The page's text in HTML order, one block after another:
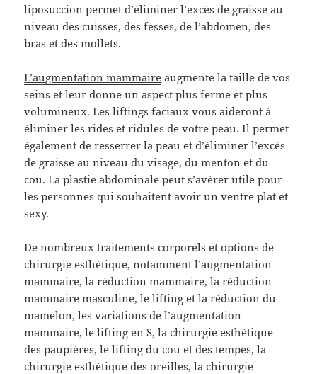
liposuccion permet d’éliminer l’excès de graisse au
niveau des cuisses, des fesses, de l’abdomen, des
bras et des mollets.
L’augmentation mammaire augmente la taille de vos
seins et leur donne un aspect plus ferme et plus
volumineux. Les liftings faciaux vous aideront à
éliminer les rides et ridules de votre peau. Il permet
également de resserrer la peau et d’éliminer l’excès
de graisse au niveau du visage, du menton et du
cou. La plastie abdominale peut s’avérer utile pour
les personnes qui souhaitent avoir un ventre plat et
sexy.
De nombreux traitements corporels et options de
chirurgie esthétique, notamment l’augmentation
mammaire, la réduction mammaire, la réduction
mammaire masculine, le lifting et la réduction du
mamelon, les variations de l’augmentation
mammaire, le lifting en S, la chirurgie esthétique
des paupières, le lifting du cou et des tempes, la
chirurgie esthétique des oreilles, la chirurgie